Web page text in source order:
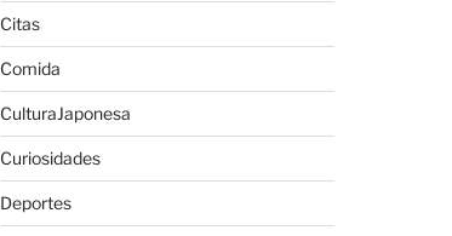
Citas
Comida
CulturaJaponesa
Curiosidades
Deportes